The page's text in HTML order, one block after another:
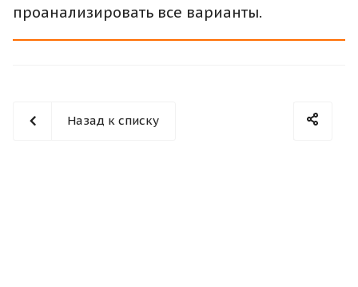
проанализировать все варианты.
Назад к списку